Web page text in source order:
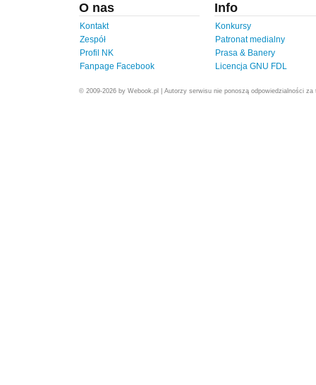
O nas
Kontakt
Zespół
Profil NK
Fanpage Facebook
Info
Konkursy
Patronat medialny
Prasa & Banery
Licencja GNU FDL
© 2009-2026 by Webook.pl | Autorzy serwisu nie ponoszą odpowiedzialności